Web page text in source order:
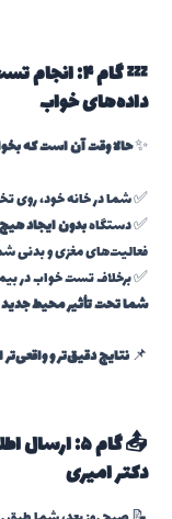
💤 گام ۴:
داده‌های خواب
✨حالا وقت آن است که
✅ شما در خانه خود، روی
✅ دستگاهبدون ایجاد
فعالیت‌های مغزی و بدنی
✅ برخلاف تست خواب در
شما تحت تأثیر محیط جدید
📌نتایج دقیق‌تر و
📤 گام ۵:
دکتر امیری